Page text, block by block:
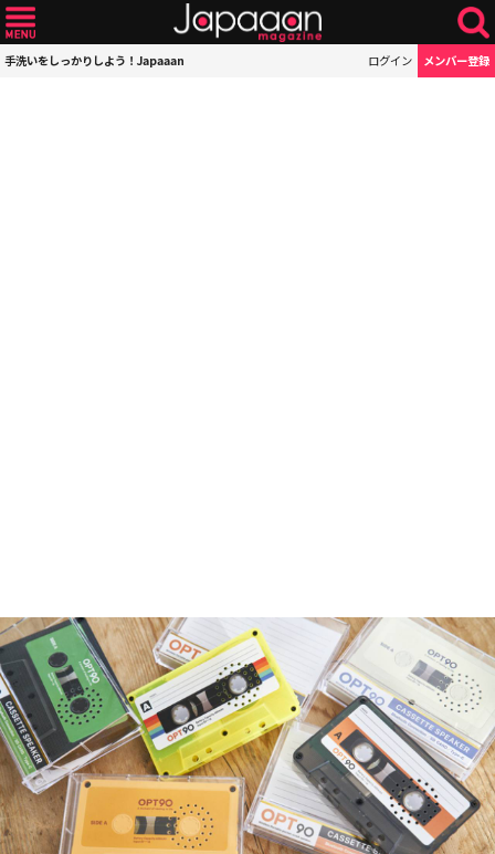
手洗いをしっかりしよう！Japaaan ログイン メンバー登録